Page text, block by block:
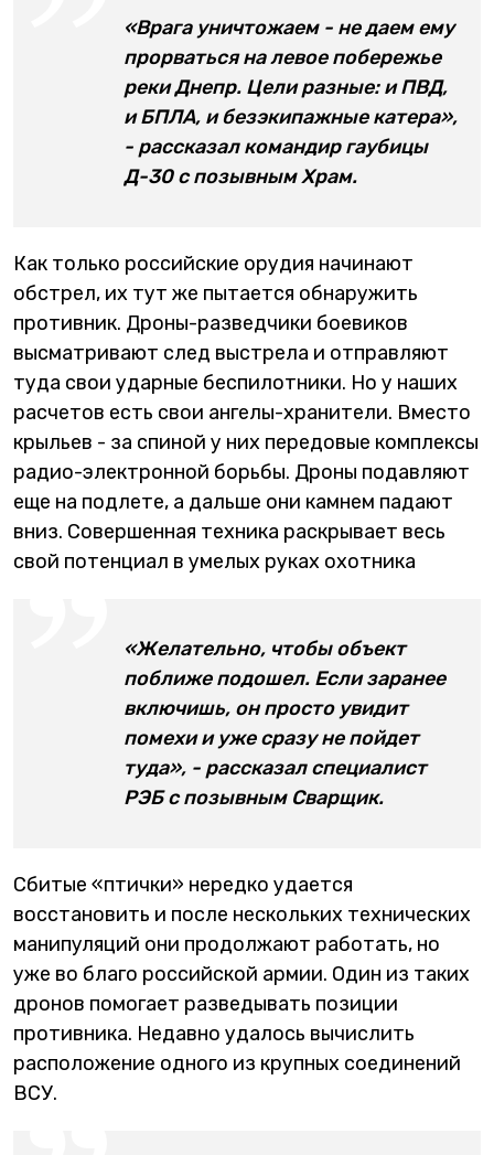
«Врага уничтожаем - не даем ему
прорваться на левое побережье
реки Днепр. Цели разные: и ПВД,
и БПЛА, и безэкипажные катера»,
- рассказал командир гаубицы
Д-30 с позывным Храм.
Как только российские орудия начинают
обстрел, их тут же пытается обнаружить
противник. Дроны-разведчики боевиков
высматривают след выстрела и отправляют
туда свои ударные беспилотники. Но у наших
расчетов есть свои ангелы-хранители. Вместо
крыльев - за спиной у них передовые комплексы
радио-электронной борьбы. Дроны подавляют
еще на подлете, а дальше они камнем падают
вниз. Совершенная техника раскрывает весь
свой потенциал в умелых руках охотника
«Желательно, чтобы объект
поближе подошел. Если заранее
включишь, он просто увидит
помехи и уже сразу не пойдет
туда», - рассказал специалист
РЭБ с позывным Сварщик.
Сбитые «птички» нередко удается
восстановить и после нескольких технических
манипуляций они продолжают работать, но
уже во благо российской армии. Один из таких
дронов помогает разведывать позиции
противника. Недавно удалось вычислить
расположение одного из крупных соединений
ВСУ.